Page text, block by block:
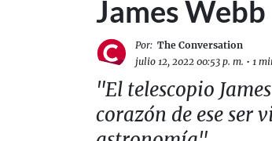
James Webb
Por: The Conversation
julio 12, 2022 00:53 p. m. • 1
"El telescopio
corazón de ese ser